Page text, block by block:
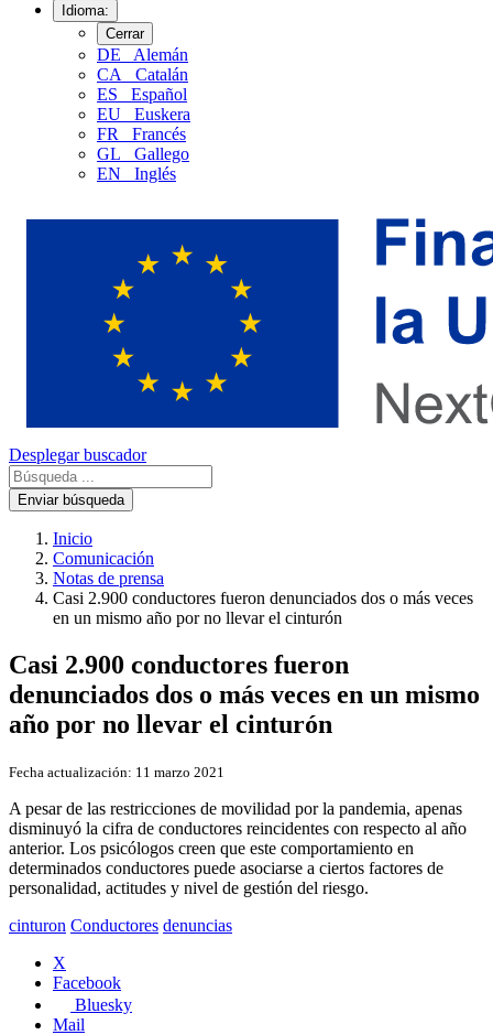
Idioma:
Cerrar
DE
Alemán
CA
Catalán
ES
Español
EU
Euskera
FR
Francés
GL
Gallego
EN
Inglés
Desplegar buscador
Enviar búsqueda
Inicio
Comunicación
Notas de prensa
Casi 2.900 conductores fueron denunciados dos o más veces
en un mismo año por no llevar el cinturón
Casi 2.900 conductores fueron
denunciados dos o más veces en un mismo
año por no llevar el cinturón
Fecha actualización: 11 marzo 2021
A pesar de las restricciones de movilidad por la pandemia, apenas
disminuyó la cifra de conductores reincidentes con respecto al año
anterior. Los psicólogos creen que este comportamiento en
determinados conductores puede asociarse a ciertos factores de
personalidad, actitudes y nivel de gestión del riesgo.
cinturon Conductores denuncias
X
Facebook
Bluesky
Mail